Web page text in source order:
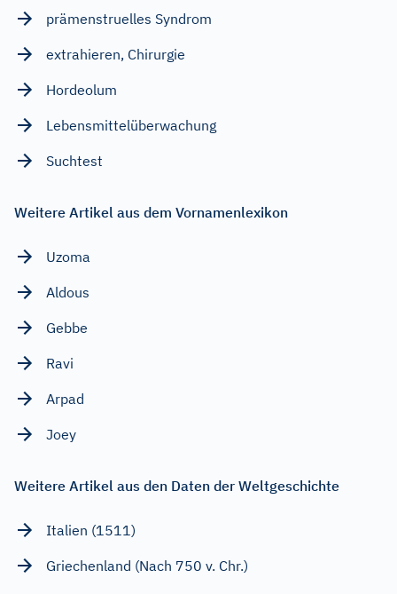
prämenstruelles Syndrom
extrahieren, Chirurgie
Hordeolum
Lebensmittelüberwachung
Suchtest
Weitere Artikel aus dem Vornamenlexikon
Uzoma
Aldous
Gebbe
Ravi
Arpad
Joey
Weitere Artikel aus den Daten der Weltgeschichte
Italien (1511)
Griechenland (Nach 750 v. Chr.)